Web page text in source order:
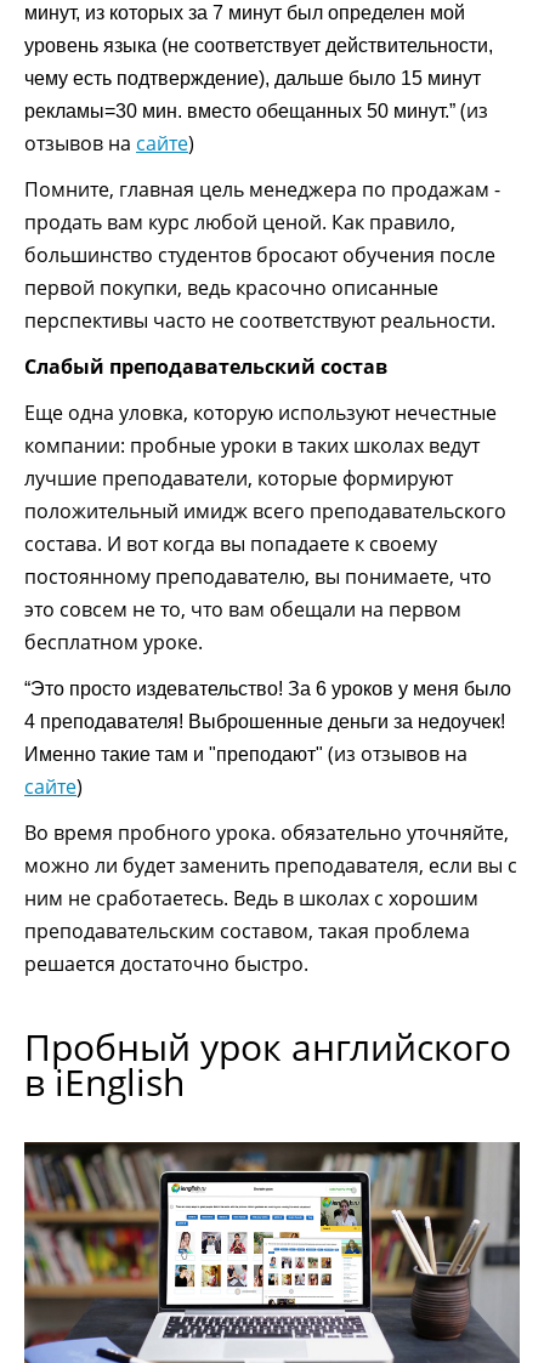
минут, из которых за 7 минут был определен мой
уровень языка (не соответствует действительности,
чему есть подтверждение), дальше было 15 минут
рекламы=30 мин. вместо обещанных 50 минут.” (из
отзывов на сайте)
Помните, главная цель менеджера по продажам -
продать вам курс любой ценой. Как правило,
большинство студентов бросают обучения после
первой покупки, ведь красочно описанные
перспективы часто не соответствуют реальности.
Слабый преподавательский состав
Еще одна уловка, которую используют нечестные
компании: пробные уроки в таких школах ведут
лучшие преподаватели, которые формируют
положительный имидж всего преподавательского
состава. И вот когда вы попадаете к своему
постоянному преподавателю, вы понимаете, что
это совсем не то, что вам обещали на первом
бесплатном уроке.
“Это просто издевательство! За 6 уроков у меня было
4 преподавателя! Выброшенные деньги за недоучек!
Именно такие там и "преподают" (из отзывов на
сайте)
Во время пробного урока. обязательно уточняйте,
можно ли будет заменить преподавателя, если вы с
ним не сработаетесь. Ведь в школах с хорошим
преподавательским составом, такая проблема
решается достаточно быстро.
Пробный урок английского
в iEnglish